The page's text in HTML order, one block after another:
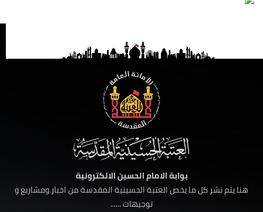
بوابة الامام الحسين الالكترونية
هنا يتم نشر كل ما يخص العتبة الحسينية المقدسة من اخبار ومشاريع و
توجيهات ......